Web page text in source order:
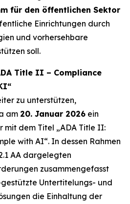
für den öffentlichen Sektor
Einrichtungen durch
und vorhersehbare
soll.
Title II – Compliance
zu unterstützen,
am 20. Januar 2026 ein
mit dem Titel „ADA Title II:
with AI“. In dessen Rahmen
AA dargelegten
zusammengefasst
Untertitelungs- und
die Einhaltung der